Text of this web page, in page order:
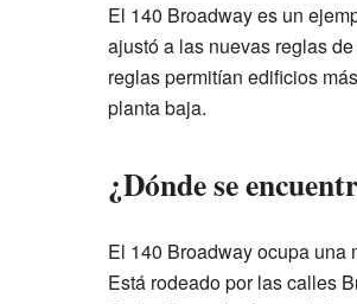
El 140 Broadway es un
ajustó a las nuevas reglas
reglas permitían edificios
planta baja.
¿Dónde se
El 140 Broadway ocupa una
Está rodeado por las calles